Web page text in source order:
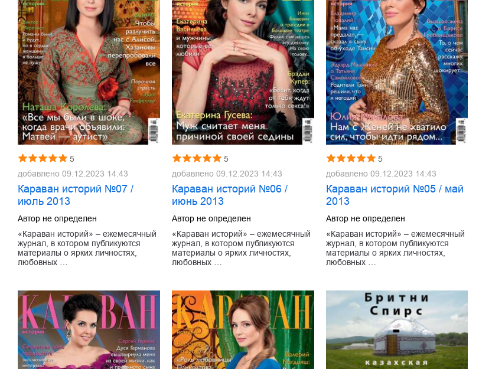
5
добавлено 09.12.2023 14:43
Караван историй №07 /
июль 2013
Автор не определен
«Караван историй» – ежемесячный
журнал, в котором публикуются
материалы о ярких личностях,
любовных …
5
добавлено 09.12.2023 14:43
Караван историй №06 /
июнь 2013
Автор не определен
«Караван историй» – ежемесячный
журнал, в котором публикуются
материалы о ярких личностях,
любовных …
5
добавлено 09.12.2023 14:43
Караван историй №05 / май
2013
Автор не определен
«Караван историй» – ежемесячный
журнал, в котором публикуются
материалы о ярких личностях,
любовных …